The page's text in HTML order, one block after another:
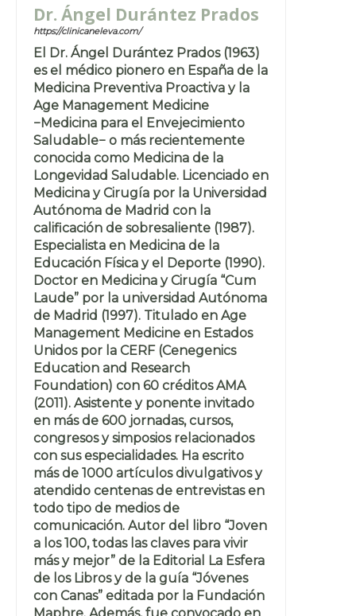
Dr. Ángel Durántez Prados
https://clinicaneleva.com/
El Dr. Ángel Durántez Prados (1963)
es el médico pionero en España de la
Medicina Preventiva Proactiva y la
Age Management Medicine
−Medicina para el Envejecimiento
Saludable− o más recientemente
conocida como Medicina de la
Longevidad Saludable. Licenciado en
Medicina y Cirugía por la Universidad
Autónoma de Madrid con la
calificación de sobresaliente (1987).
Especialista en Medicina de la
Educación Física y el Deporte (1990).
Doctor en Medicina y Cirugía “Cum
Laude” por la universidad Autónoma
de Madrid (1997). Titulado en Age
Management Medicine en Estados
Unidos por la CERF (Cenegenics
Education and Research
Foundation) con 60 créditos AMA
(2011). Asistente y ponente invitado
en más de 600 jornadas, cursos,
congresos y simposios relacionados
con sus especialidades. Ha escrito
más de 1000 artículos divulgativos y
atendido centenas de entrevistas en
todo tipo de medios de
comunicación. Autor del libro “Joven
a los 100, todas las claves para vivir
más y mejor” de la Editorial La Esfera
de los Libros y de la guía “Jóvenes
con Canas” editada por la Fundación